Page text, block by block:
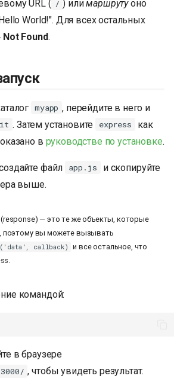
URL ( / ) илимаршрутуоно
World!". Для всех остальных
Not Found.
myapp , перейдите в него и
. Затем установите express
как
в руководстве по установке.
файл app.js
и скопируйте
выше.
(response) — это те же объекты, которые
поэтому вы можете вызывать
callback)
и все остальное, что
командой:
в браузере
, чтобы увидеть результат.